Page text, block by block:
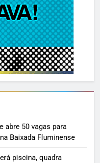
abre 50 vagas para
Baixada Fluminense
piscina, quadra